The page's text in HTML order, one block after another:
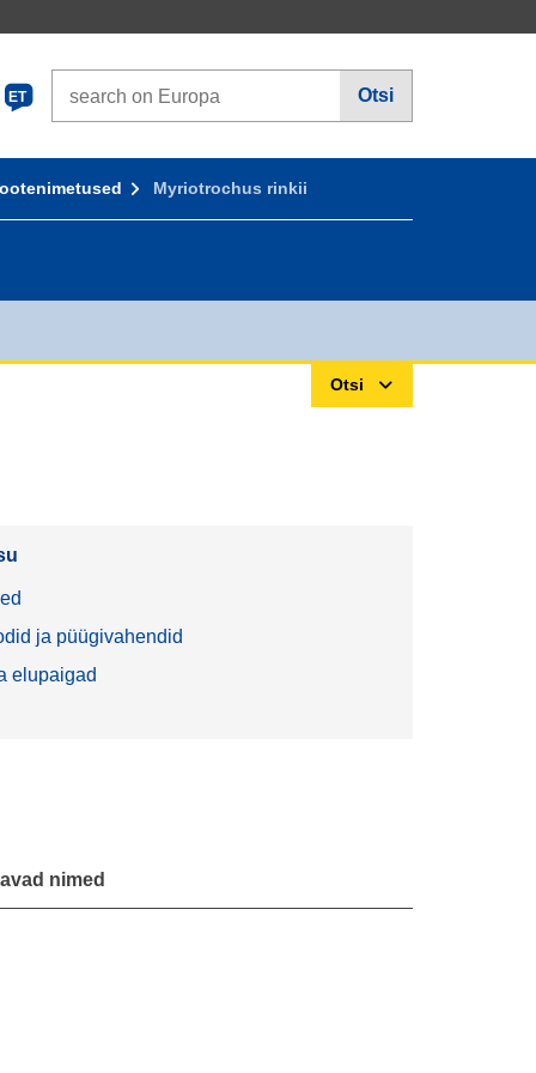
ET Otsi
Myriotrochus rinkii
Otsi
ja püügivahendid
elupaigad
nimed